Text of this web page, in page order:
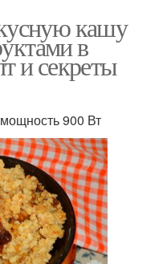
кашу
в
и секреты
900 Вт